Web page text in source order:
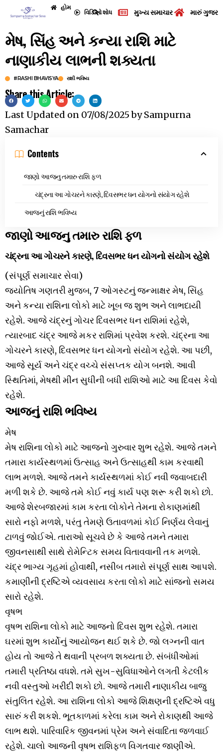
હોમ
વિડિઓશોધ મુખ્ય સમાચાર મારું
મેષ, સિંહ અને કન્યા રાશિ માટે
નાણાકીય લાભની શક્યતા
#RASHI BHAVISYA રાશી ભવિષ્ય
Share this Article:
Last Updated on 07/08/2025bySampurna
Samachar
Contents
જાણો આજનુ તમારુ રાશિ ફળ
ચંદ્રના આ ગોચરને કારણે, દિવસભર ધન યોગનો સંયોગ રહેશે
આજનું રાશિ ભવિષ્ય
જાણો આજનુ તમારુ રાશિ ફળ
ચંદ્રના આ ગોચરને કારણે, દિવસભર ધન યોગનો સંયોગ રહેશે
(સંપૂર્ણ સમાચાર સેવા)
જ્યોતિષ ગણતરી મુજબ, 7 ઓગસ્ટનું જન્માક્ષર મેષ, સિંહ
અને કન્યા રાશિના લોકો માટે ખૂબ જ શુભ અને લાભદાયી
રહેશે. આજે ચંદ્રનું ગોચર દિવસભર ધન રાશિમાં રહેશે,
ત્યારબાદ ચંદ્ર આજે મકર રાશિમાં પ્રવેશ કરશે. ચંદ્રના આ
ગોચરને કારણે, દિવસભર ધન યોગનો સંયોગ રહેશે. આ પછી,
આજે સૂર્ય અને ચંદ્ર વચ્ચે સંસપ્તક યોગ બનશે. આવી
સ્થિતિમાં, મેષથી મીન સુધીની બધી રાશિઓ માટે આ દિવસ કેવો
રહેશે.
આજનું રાશિ ભવિષ્ય
મેષ
મેષ રાશિના લોકો માટે આજનો ગુરુવાર શુભ રહેશે. આજે તમને
તમારા કાર્યસ્થળમાં ઉત્સાહ અને ઉત્સાહથી કામ કરવાથી
લાભ મળશે. આજે તમને કાર્યસ્થળમાં કોઈ નવી જવાબદારી
મળી શકે છે. આજે તમે કોઈ નવું કાર્ય પણ શરૂ કરી શકો છો.
આજે શેરબજારમાં કામ કરતા લોકોને તેમના રોકાણમાંથી
સારો નફો મળશે, પરંતુ તેમણે ઉતાવળમાં કોઈ નિર્ણય લેવાનું
ટાળવું જોઈએ. તારાઓ સૂચવે છે કે આજે તમને તમારા
જીવનસાથી સાથે રોમેન્ટિક સમય વિતાવવાની તક મળશે.
ચંદ્ર ભાગ્ય ગૃહમાં હોવાથી, નસીબ તમારો સંપૂર્ણ સાથ આપશે.
કમાણીની દ્રષ્ટિએ વ્યવસાય કરતા લોકો માટે સાંજનો સમય
સારો રહેશે.
વૃષભ
વૃષભ રાશિના લોકો માટે આજનો દિવસ શુભ રહેશે. તમારા
ઘરમાં શુભ કાર્યોનું આયોજન થઈ શકે છે. જો લગ્નની વાત
હોય તો આજે તે થવાની પ્રબળ શક્યતા છે. સંબંધીઓમાં
તમારી પ્રતિષ્ઠા વધશે. તમે સુખ-સુવિધાઓને લગતી કેટલીક
નવી વસ્તુઓ ખરીદી શકો છો. આજે તમારી નાણાકીય બાજુ
સંતુલિત રહેશે. આ રાશિના લોકો આજે શિક્ષણની દ્રષ્ટિએ વધુ
સારું કરી શકશે. ભૂતકાળમાં કરેલા કામ અને રોકાણથી આજે
લાભ થશે. પારિવારિક જીવનમાં પ્રેમ અને સંવાદિતા જળવાઈ
રહેશે. ચાલો આજની વૃષભ રાશિફળ વિગતવાર જાણીએ.